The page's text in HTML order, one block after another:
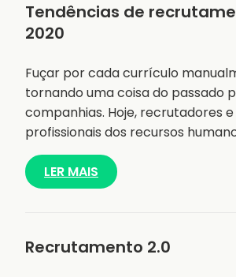
Tendências de
2020
Fuçar por cada currículo
tornando uma coisa do passado
companhias. Hoje, recrutadores
profissionais dos recursos
LER MAIS
Recrutamento 2.0